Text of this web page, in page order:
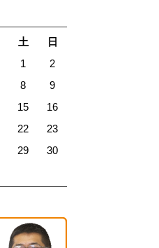
土
日
1
2
8
9
15
16
22
23
29
30